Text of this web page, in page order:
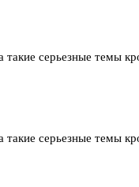
серьезные темы
серьезные темы